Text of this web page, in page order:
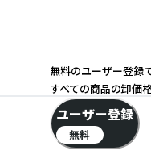
無料のユーザー登録
すべての商品の卸価
ユーザー登録
無料